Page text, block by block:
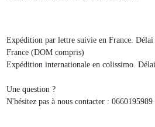
Expédition par lettre suivie en France.
France (DOM compris)
Expédition internationale en colissimo.
Une question ?
N'hésitez pas à nous contacter :